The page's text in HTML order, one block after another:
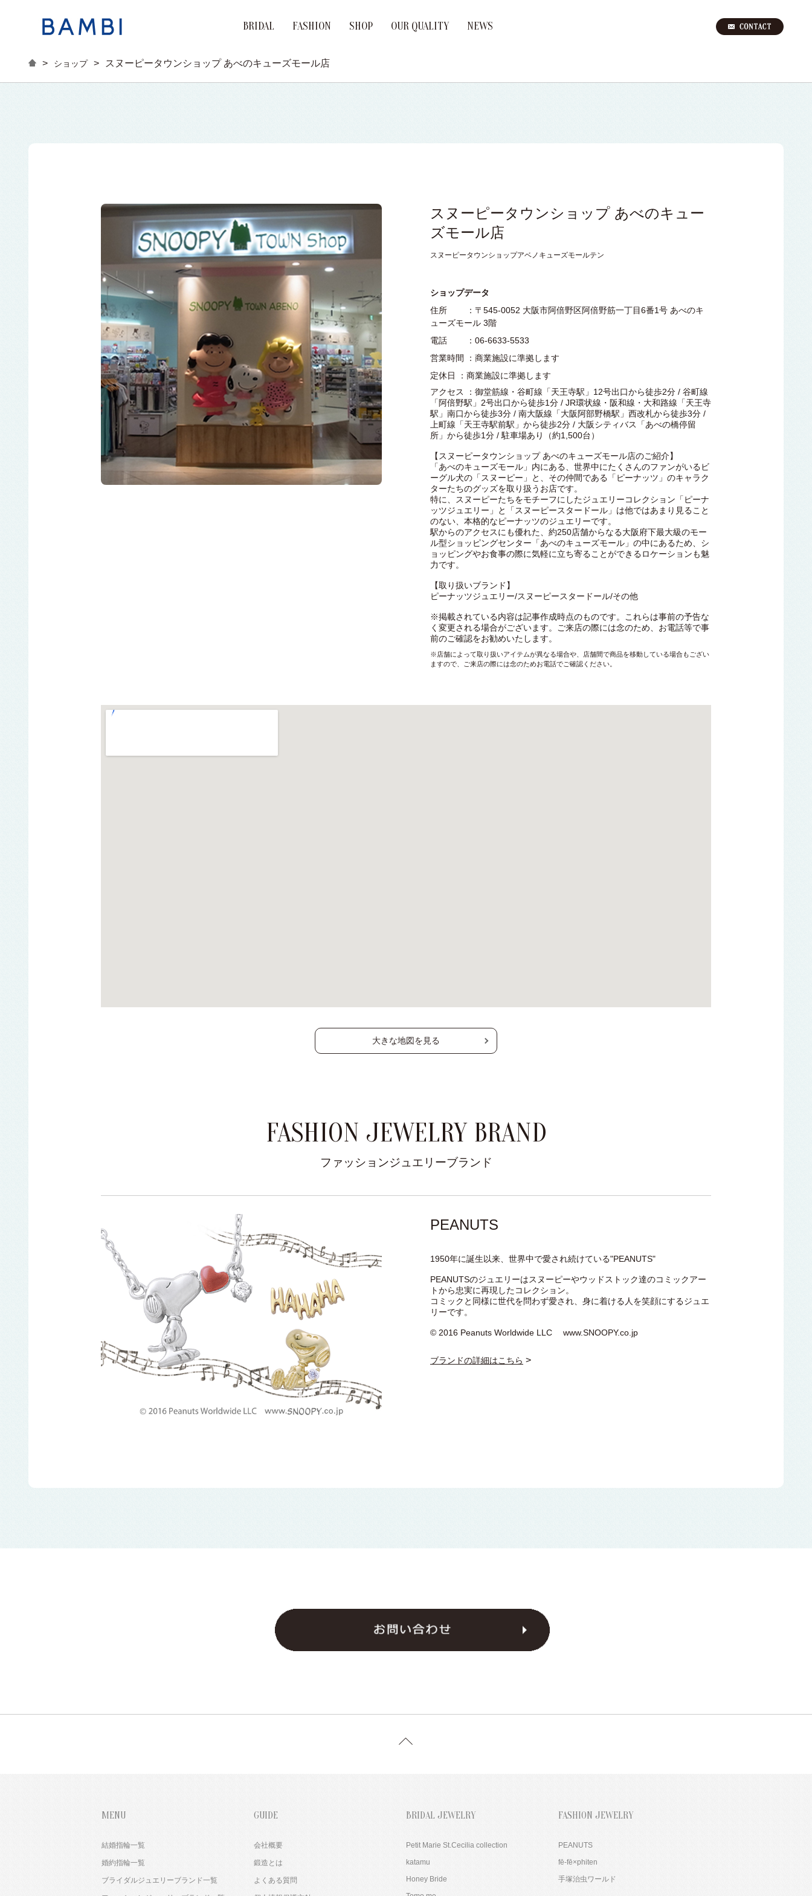
BRIDAL
FASHION
SHOP OUR QUALITY NEWS
> ショップ > スヌーピータウンショップ あべのキューズモール店
スヌーピータウンショップ あべのキュー
ズモール店
スヌーピータウンショップアベノキューズモールテン
ショップデータ
住所 ：〒545-0052 大阪市阿倍野区阿倍野筋一丁目6番1号 あべのキ
ューズモール 3階
電話 ：06-6633-5533
営業時間 ：商業施設に準拠します
定休日 ：商業施設に準拠します
アクセス ：御堂筋線・谷町線「天王寺駅」12号出口から徒歩2分 / 谷町線
「阿倍野駅」2号出口から徒歩1分 / JR環状線・阪和線・大和路線「天王寺
駅」南口から徒歩3分 / 南大阪線「大阪阿部野橋駅」西改札から徒歩3分 /
上町線「天王寺駅前駅」から徒歩2分 / 大阪シティバス「あべの橋停留
所」から徒歩1分 / 駐車場あり（約1,500台）
【スヌーピータウンショップ あべのキューズモール店のご紹介】
「あべのキューズモール」内にある、世界中にたくさんのファンがいるビ
ーグル犬の「スヌーピー」と、その仲間である「ピーナッツ」のキャラク
ターたちのグッズを取り扱うお店です。
特に、スヌーピーたちをモチーフにしたジュエリーコレクション「ピーナ
ッツジュエリー」と「スヌーピースタードール」は他ではあまり見ること
のない、本格的なピーナッツのジュエリーです。
駅からのアクセスにも優れた、約250店舗からなる大阪府下最大級のモー
ル型ショッピングセンター「あべのキューズモール」の中にあるため、シ
ョッピングやお食事の際に気軽に立ち寄ることができるロケーションも魅
力です。
【取り扱いブランド】
ピーナッツジュエリー/スヌーピースタードール/その他
※掲載されている内容は記事作成時点のものです。これらは事前の予告な
く変更される場合がございます。ご来店の際には念のため、お電話等で事
前のご確認をお勧めいたします。
※店舗によって取り扱いアイテムが異なる場合や、店舗間で商品を移動している場合もござい
ますので、ご来店の際には念のためお電話でご確認ください。
大きな地図を見る
FASHION JEWELRY BRAND
ファッションジュエリーブランド
PEANUTS
1950年に誕生以来、世界中で愛され続けている"PEANUTS"
PEANUTSのジュエリーはスヌーピーやウッドストック達のコミックアー
トから忠実に再現したコレクション。
コミックと同様に世代を問わず愛され、身に着ける人を笑顔にするジュエ
リーです。
© 2016 Peanuts Worldwide LLC www.SNOOPY.co.jp
ブランドの詳細はこちら >
MENU
結婚指輪一覧
婚約指輪一覧
ブライダルジュエリーブランド一覧
GUIDE
会社概要
鍛造とは
よくある質問
BRIDAL JEWELRY
Petit Marie St.Cecilia collection
katamu
Honey Bride
FASHION JEWELRY
PEANUTS
fē-fē×phiten
手塚治虫ワールド